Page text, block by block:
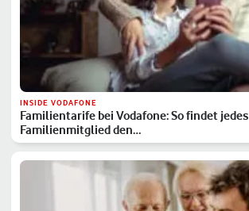
INSIDE VODAFONE
Familientarife bei Vodafone: So findet jedes
Familienmitglied den…